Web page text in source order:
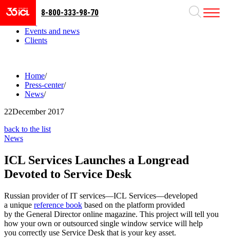
Business areas
Events and news
Clients
8-800-333-98-70
Home/
Press-center/
News/
22December 2017
back to the list
News
ICL Services Launches a Longread
Devoted to Service Desk
Russian provider of IT services—ICL Services—developed
a unique reference book based on the platform provided
by the General Director online magazine. This project will tell you
how your own or outsourced single window service will help
you correctly use Service Desk that is your key asset.